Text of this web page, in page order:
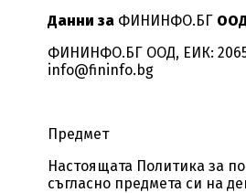
Данни за ФИНИНФО.БГ
ФИНИНФО.БГ ООД, ЕИК:
info@fininfo.bg
Предмет
Настоящата Политика за
съгласно предмета си на